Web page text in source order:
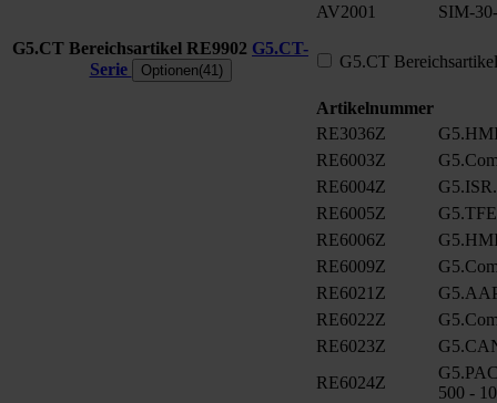
AV2001
SIM-
G5.CT Bereichsartikel RE9902 G5.CT-
Serie
Optionen(41) G5.CT Bereichsartikel
Artikelnummer
RE3036Z
RE6003Z
RE6004Z
RE6005Z
G5.TFE
RE6006Z
RE6009Z
RE6021Z
RE6022Z
RE6023Z
RE6024Z
500 -